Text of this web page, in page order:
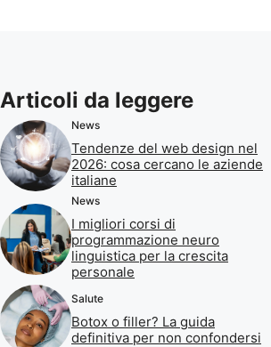
Articoli da leggere
News
Tendenze del web design nel
2026: cosa cercano le aziende
italiane
News
I migliori corsi di
programmazione neuro
linguistica per la crescita
personale
Salute
Botox o filler? La guida
definitiva per non confondersi